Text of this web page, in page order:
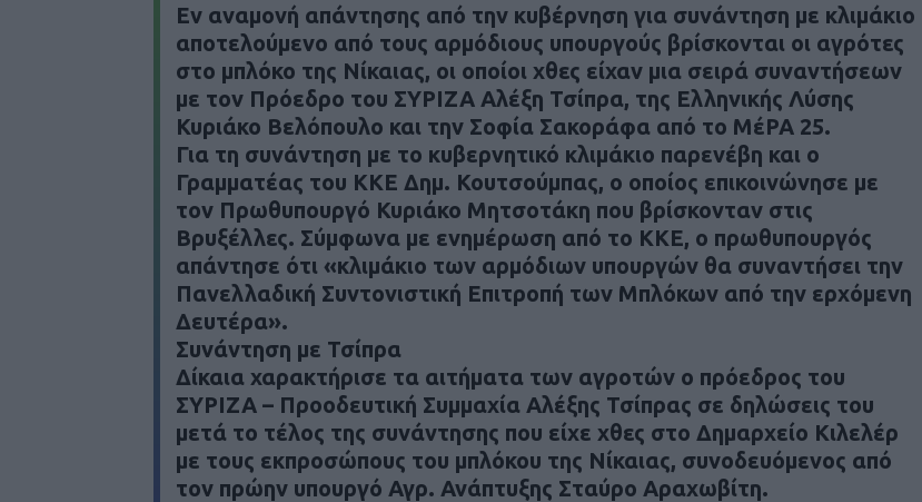
Εν αναμονή απάντησης από την κυβέρνηση για συνάντηση με κλιμάκιο
αποτελούμενο από τους αρμόδιους υπουργούς βρίσκονται οι αγρότες
στο μπλόκο της Νίκαιας, οι οποίοι χθες είχαν μια σειρά συναντήσεων
με τον Πρόεδρο του ΣΥΡΙΖΑ Αλέξη Τσίπρα, της Ελληνικής Λύσης
Κυριάκο Βελόπουλο και την Σοφία Σακοράφα από το ΜέΡΑ 25.
Για τη συνάντηση με το κυβερνητικό κλιμάκιο παρενέβη και ο
Γραμματέας του ΚΚΕ Δημ. Κουτσούμπας, ο οποίος επικοινώνησε με
τον Πρωθυπουργό Κυριάκο Μητσοτάκη που βρίσκονταν στις
Βρυξέλλες. Σύμφωνα με ενημέρωση από το ΚΚΕ, ο πρωθυπουργός
απάντησε ότι «κλιμάκιο των αρμόδιων υπουργών θα συναντήσει την
Πανελλαδική Συντονιστική Επιτροπή των Μπλόκων από την ερχόμενη
Δευτέρα».
Συνάντηση με Τσίπρα
Δίκαια χαρακτήρισε τα αιτήματα των αγροτών ο πρόεδρος του
ΣΥΡΙΖΑ – Προοδευτική Συμμαχία Αλέξης Τσίπρας σε δηλώσεις του
μετά το τέλος της συνάντησης που είχε χθες στο Δημαρχείο Κιλελέρ
με τους εκπροσώπους του μπλόκου της Νίκαιας, συνοδευόμενος από
τον πρώην υπουργό Αγρ. Ανάπτυξης Σταύρο Αραχωβίτη.